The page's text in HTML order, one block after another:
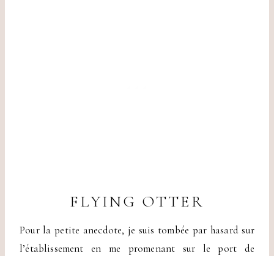
FLYING OTTER
Pour la petite anecdote, je suis tombée par hasard sur
l’établissement en me promenant sur le port de